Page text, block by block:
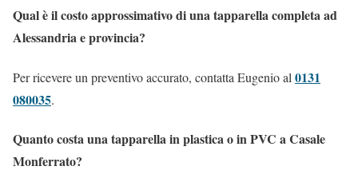
Qual è il costo approssimativo di una tapparella completa ad
Alessandria e provincia?
Per ricevere un preventivo accurato, contatta Eugenio al 0131
080035.
Quanto costa una tapparella in plastica o in PVC a Casale
Monferrato?